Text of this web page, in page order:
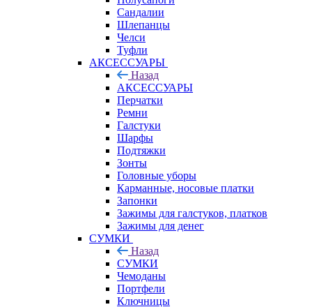
Сандалии
Шлепанцы
Челси
Туфли
АКСЕССУАРЫ
Назад
АКСЕССУАРЫ
Перчатки
Ремни
Галстуки
Шарфы
Подтяжки
Зонты
Головные уборы
Карманные, носовые платки
Запонки
Зажимы для галстуков, платков
Зажимы для денег
СУМКИ
Назад
СУМКИ
Чемоданы
Портфели
Ключницы